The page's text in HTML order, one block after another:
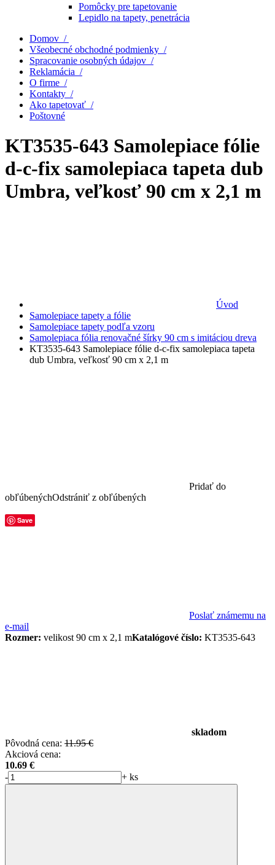
Pomôcky pre tapetovanie
Lepidlo na tapety, penetrácia
Domov /
Všeobecné obchodné podmienky /
Spracovanie osobných údajov /
Reklamácia /
O firme /
Kontakty /
Ako tapetovať /
Poštovné
KT3535-643 Samolepiace fólie
d-c-fix samolepiaca tapeta dub
Umbra, veľkosť 90 cm x 2,1 m
Úvod
Samolepiace tapety a fólie
Samolepiace tapety podľa vzoru
Samolepiaca fólia renovačné šírky 90 cm s imitáciou dreva
KT3535-643 Samolepiace fólie d-c-fix samolepiaca tapeta
dub Umbra, veľkosť 90 cm x 2,1 m
Pridať do
obľúbenýchOdstrániť z obľúbených
Save
Poslať známemu na
e-mail
Rozmer: velikost 90 cm x 2,1 mKatalógové číslo: KT3535-643
skladom
Pôvodná cena: 11.95 €
Akciová cena:
10.69 €
-
+ ks